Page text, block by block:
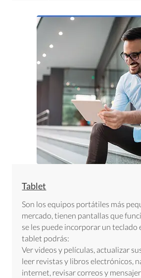
Tablet
Son los equipos portátiles más
mercado, tienen pantallas que
se les puede incorporar un teclado
tablet podrás:
Ver videos y películas, actualizar
leer revistas y libros electrónicos,
internet, revisar correos y